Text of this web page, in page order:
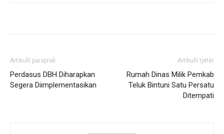
Artikulli paraprak
Perdasus DBH Diharapkan
Segera Diimplementasikan
Artikulli tjetër
Rumah Dinas Milik Pemkab
Teluk Bintuni Satu Persatu
Ditempati